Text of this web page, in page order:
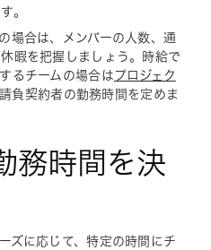
。
場合は、メンバーの人数、通
暇を把握しましょう。時給で
るチームの場合は プロジェク
負契約者の勤務時間を定めま
務時間を決
ズに応じて、特定の時間にチ